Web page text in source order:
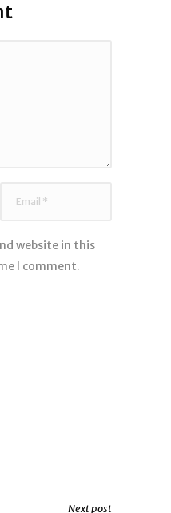
website in this
I comment.
Next post